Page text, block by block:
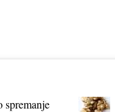
spremanje